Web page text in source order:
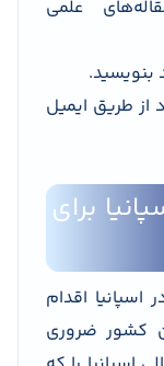
علمی
بنویسید.
طریق ایمیل
برای
اقدام
کشور ضروری